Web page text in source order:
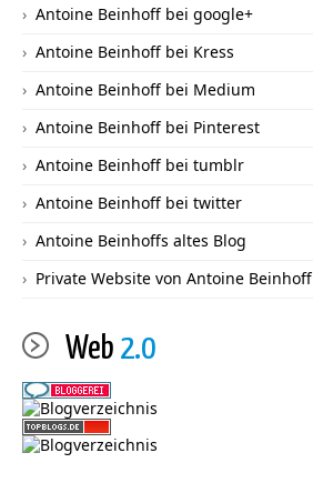
Antoine Beinhoff bei google+
Antoine Beinhoff bei Kress
Antoine Beinhoff bei Medium
Antoine Beinhoff bei Pinterest
Antoine Beinhoff bei tumblr
Antoine Beinhoff bei twitter
Antoine Beinhoffs altes Blog
Private Website von Antoine Beinhoff
Web 2.0